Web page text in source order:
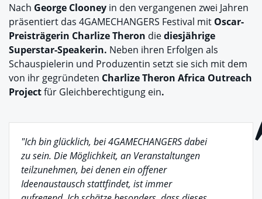
Nach George Clooney in den vergangenen zwei Jahren
präsentiert das 4GAMECHANGERS Festival mit Oscar-
Preisträgerin Charlize Theron diediesjährige
Superstar-Speakerin. Neben ihren Erfolgen als
Schauspielerin und Produzentin setzt sie sich mit dem
von ihr gegründeten Charlize Theron Africa Outreach
Projectfür Gleichberechtigung ein.
"Ich bin glücklich, bei 4GAMECHANGERS dabei
zu sein. Die Möglichkeit, an Veranstaltungen
teilzunehmen, bei denen ein offener
Ideenaustausch stattfindet, ist immer